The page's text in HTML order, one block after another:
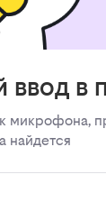
ввод в
микрофона,
найдется